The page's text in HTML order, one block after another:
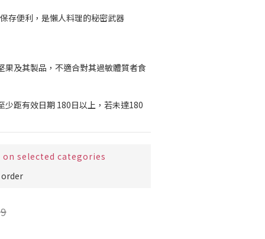
存便利，是懶人料理的秘密武器
果及其製品，不適合對其過敏體質者食
少距有效日期 180日以上，若未達180
on selected categories
order